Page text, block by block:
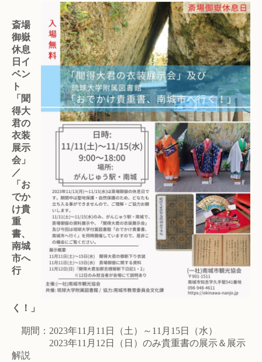
斎場
御嶽
休息
日イ
ベン
ト
「聞
得大
君の
衣装
展示
会」
／
「お
でか
け貴
重
書、
南城
市へ
行
く！」
期間：2023年11月11日（土）～11月15日（水）
2023年11月12日（日）のみ貴重書の展示＆展示
解説